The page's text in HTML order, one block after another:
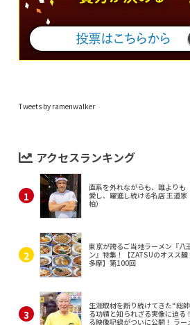
Tweets by ramenwalker
アクセスランキング
直系を外れながらも、誰よりも
愛し、躍進し続ける名店 王道家
柏）
東京が誇るご当地ラーメン『八
ン』特集！【ZATSUのオスス麺
多摩】第100回
生涯取材を断り続けてきた“総
る功績と知られざる実像に迫る
る映像記録がついに公開！ ラー